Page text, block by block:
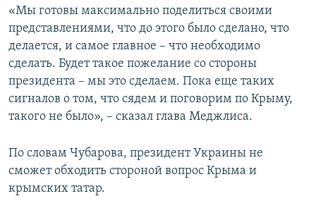
«Мы готовы максимально поделиться своими
представлениями, что до этого было сделано, что
делается, и самое главное – что необходимо
сделать. Будет такое пожелание со стороны
президента – мы это сделаем. Пока еще таких
сигналов о том, что сядем и поговорим по Крыму,
такого не было», – сказал глава Меджлиса.
По словам Чубарова, президент Украины не
сможет обходить стороной вопрос Крыма и
крымских татар.